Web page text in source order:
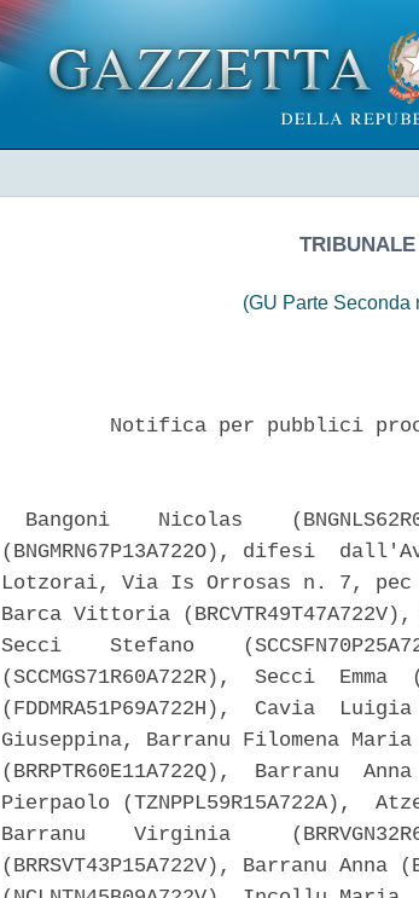
(GU Parte Seconda
Notifica per pubblici
Bangoni    Nicolas
(BNGMRN67P13A722O), difesi
Lotzorai, Via Is Orrosas n. 7, pec
Barca Vittoria (BRCVTR49T47A722V),
Secci    Stefano
(SCCMGS71R60A722R),  Secci
(FDDMRA51P69A722H),  Cavia
Giuseppina, Barranu Filomena Maria
(BRRPTR60E11A722Q),  Barranu
Pierpaolo (TZNPPL59R15A722A),
Barranu    Virginia
(BRRSVT43P15A722V), Barranu Anna